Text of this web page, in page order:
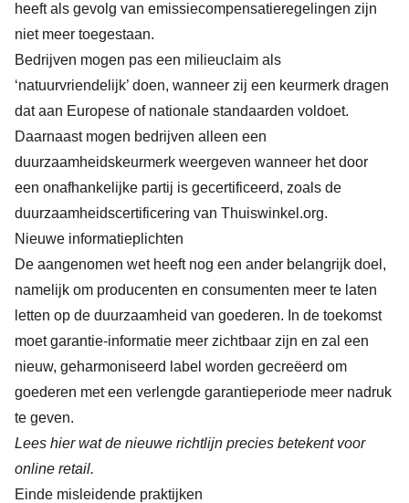
heeft als gevolg van emissiecompensatieregelingen zijn
niet meer toegestaan.
Bedrijven mogen pas een milieuclaim als
‘natuurvriendelijk’ doen, wanneer zij een keurmerk dragen
dat aan Europese of nationale standaarden voldoet.
Daarnaast mogen bedrijven alleen een
duurzaamheidskeurmerk weergeven wanneer het door
een onafhankelijke partij is gecertificeerd, zoals de
duurzaamheidscertificering van Thuiswinkel.org.
Nieuwe informatieplichten
De aangenomen wet heeft nog een ander belangrijk doel,
namelijk om producenten en consumenten meer te laten
letten op de duurzaamheid van goederen. In de toekomst
moet garantie-informatie meer zichtbaar zijn en zal een
nieuw, geharmoniseerd label worden gecreëerd om
goederen met een verlengde garantieperiode meer nadruk
te geven.
Lees hierwat de nieuwe richtlijn precies betekent voor
online retail.
Einde misleidende praktijken